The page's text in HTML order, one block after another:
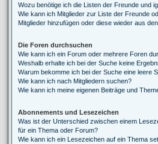
Wozu benötige ich die Listen der Freunde und
Wie kann ich Mitglieder zur Liste der Freunde
Mitglieder hinzufügen oder diese wieder aus
Die Foren durchsuchen
Wie kann ich ein Forum oder mehrere Foren
Weshalb erhalte ich bei der Suche keine
Warum bekomme ich bei der Suche eine leere
Wie kann ich nach Mitgliedern suchen?
Wie kann ich meine eigenen Beiträge und
Abonnements und Lesezeichen
Was ist der Unterschied zwischen einem
für ein Thema oder Forum?
Wie kann ich ein Lesezeichen auf ein Thema